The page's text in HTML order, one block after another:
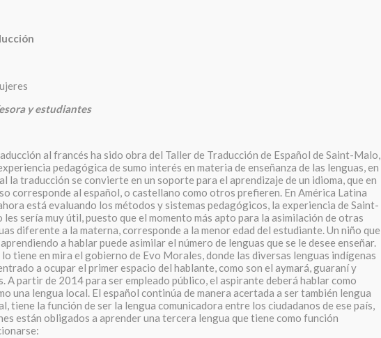
y estudiantes
al francés ha sido obra del Taller de Traducción de Español de Saint-Malo,
pedagógica de sumo interés en materia de enseñanza de las lenguas, en
la traducción se convierte en un soporte para el aprendizaje de un idioma, que en
corresponde al español, o castellano como otros prefieren. En América Latina
está evaluando los métodos y sistemas pedagógicos, la experiencia de Saint-
les sería muy útil, puesto que el momento más apto para la asimilación de otras
diferente a la materna, corresponde a la menor edad del estudiante. Un niño que
a hablar puede asimilar el número de lenguas que se le desee enseñar.
tiene en mira el gobierno de Evo Morales, donde las diversas lenguas indígenas
a ocupar el primer espacio del hablante, como son el aymará, guaraní y
A partir de 2014 para ser empleado público, el aspirante deberá hablar como
una lengua local. El español continúa de manera acertada a ser también lengua
tiene la función de ser la lengua comunicadora entre los ciudadanos de ese país,
están obligados a aprender una tercera lengua que tiene como función